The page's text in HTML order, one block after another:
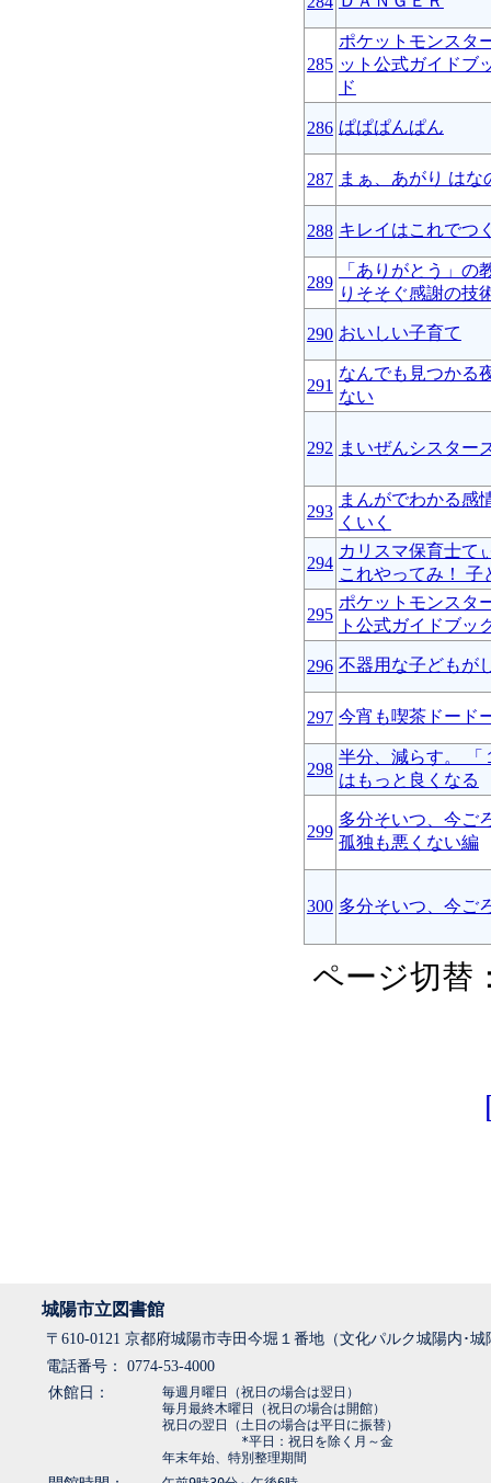
285
ポケットモンスタ
ット公式ガイドブ
ド
286 ぱぱぱんぱん
287 まぁ、あがり はな
288 キレイはこれでつ
289
「ありがとう」の
りそそぐ感謝の技
290 おいしい子育て
291
なんでも見つかる
ない
292 まいぜんシスター
293
まんがでわかる感
くいく
294
カリスマ保育士て
これやってみ！
295
ポケットモンスタ
ト公式ガイドブッ
296 不器用な子どもが
297 今宵も喫茶ドード
298
半分、減らす。 「
はもっと良くなる
299
多分そいつ、今ご
孤独も悪くない編
300 多分そいつ、今ご
ページ切替
城陽市立図書館
〒610-0121 京都府城陽市寺田今堀１番地（文化パルク城陽内･
電話番号： 0774-53-4000
休館日：
毎週月曜日（祝日の場合は翌日）
毎月最終木曜日（祝日の場合は開館）
祝日の翌日（土日の場合は平日に振替）
*平日：祝日を除く月～金
年末年始、特別整理期間